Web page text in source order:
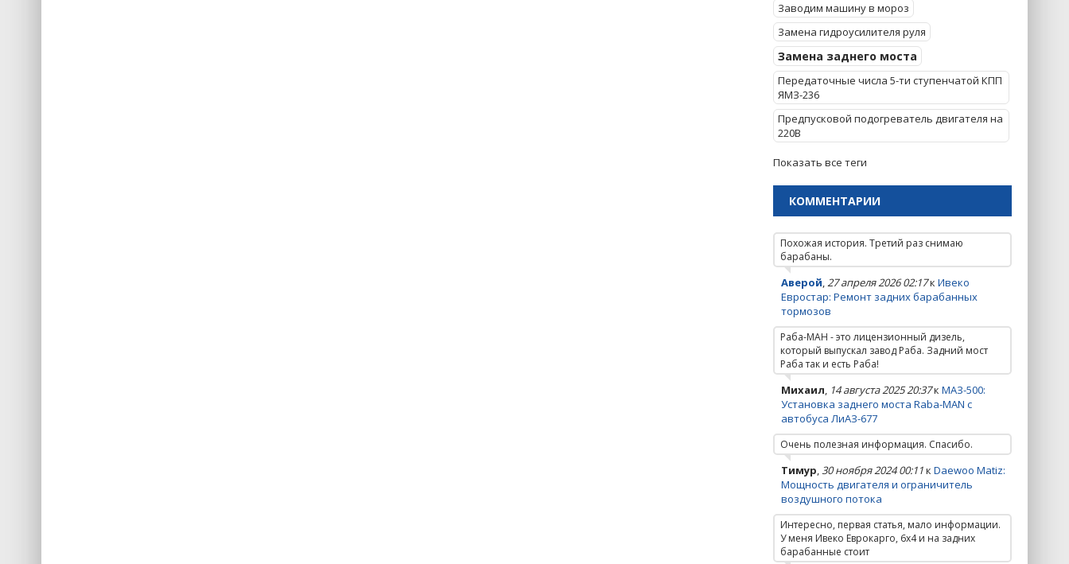
Заводим машину в мороз
Замена гидроусилителя руля
Замена заднего моста
Передаточные числа 5-ти ступенчатой КПП
ЯМЗ-236
Предпусковой подогреватель двигателя на
220В
Показать все теги
КОММЕНТАРИИ
Похожая история. Третий раз снимаю
барабаны.
Аверой,27 апреля 2026 02:17к Ивеко
Евростар: Ремонт задних барабанных
тормозов
Раба-МАН - это лицензионный дизель,
который выпускал завод Раба. Задний мост
Раба так и есть Раба!
Михаил, 14 августа 2025 20:37к МАЗ-500:
Установка заднего моста Raba-MAN с
автобуса ЛиАЗ-677
Очень полезная информация. Спасибо.
Тимур,30 ноября 2024 00:11к Daewoo Matiz:
Мощность двигателя и ограничитель
воздушного потока
Интересно, первая статья, мало информации.
У меня Ивеко Еврокарго, 6х4 и на задних
барабанные стоит